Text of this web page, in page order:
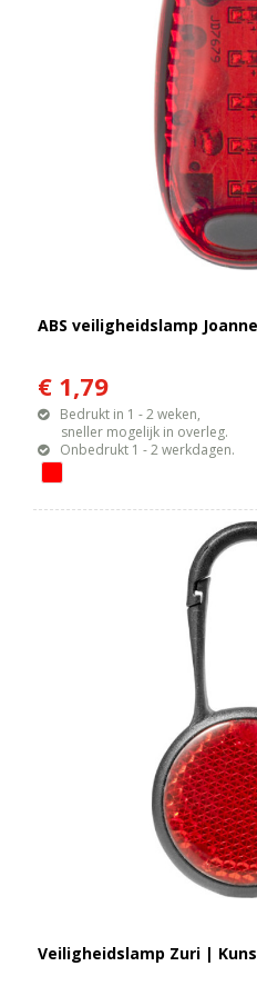
ABS veiligheidslamp Joanne
€ 1,79
Bedrukt in 1 - 2 weken,
sneller mogelijk in overleg.
Onbedrukt 1 - 2 werkdagen.
Veiligheidslamp Zuri |